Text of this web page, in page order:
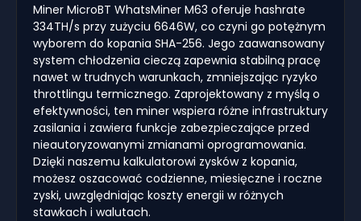
Miner MicroBT WhatsMiner M63 oferuje hashrate
334TH/s przy zużyciu 6646W, co czyni go potężnym
wyborem do kopania SHA-256. Jego zaawansowany
system chłodzenia cieczą zapewnia stabilną pracę
nawet w trudnych warunkach, zmniejszając ryzyko
throttlingu termicznego. Zaprojektowany z myślą o
efektywności, ten miner wspiera różne infrastruktury
zasilania i zawiera funkcje zabezpieczające przed
nieautoryzowanymi zmianami oprogramowania.
Dzięki naszemu kalkulatorowi zysków z kopania,
możesz oszacować codzienne, miesięczne i roczne
zyski, uwzględniając koszty energii w różnych
stawkach i walutach.